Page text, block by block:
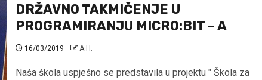
DRŽAVNO TAKMIČENJE U
PROGRAMIRANJU MICRO:BIT – A
16/03/2019 A.H.
Naša škola uspješno se predstavila u projektu " Škola za